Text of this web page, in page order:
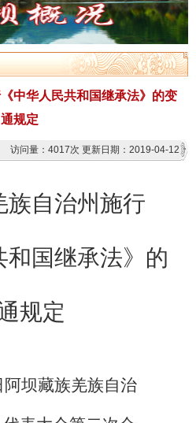
中华人民共和国继承法》的变
通规定
访问量： 4017次 更新日期：2019-04-12
族自治州施行
和国继承法》的
规定
阿坝藏族羌族自治